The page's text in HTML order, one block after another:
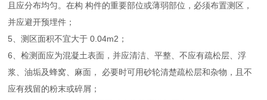
且应分布均匀。在构 构件的重要部位或薄弱部位，必须布置测区，
并应避开预埋件；
5、测区面积不宜大于 0.04m2；
6、检测面应为混凝土表面，并应清洁、平整、不应有疏松层、浮
浆、油垢及蜂窝、麻面， 必要时可用砂轮清楚疏松层和杂物，且不
应有残留的粉末或碎屑；